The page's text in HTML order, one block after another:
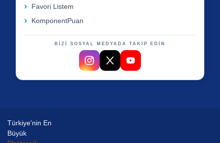
Favori Listem
KomponentPuan
BİZİ SOSYAL MEDYADA TAKİP EDİN
Türkiye'nin En
Büyük